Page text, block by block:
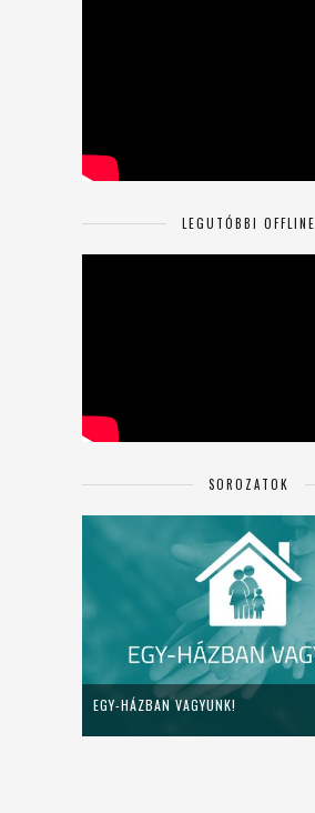
LEGUTÓBBI OFFLINE
SOROZATOK
EGY-HÁZBAN VAGYUNK!